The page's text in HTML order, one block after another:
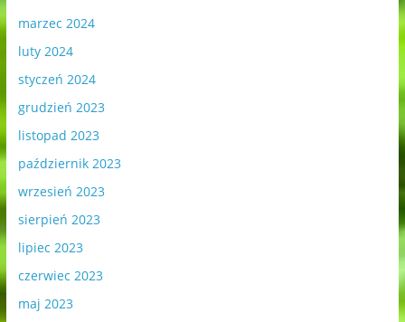
marzec 2024
luty 2024
styczeń 2024
grudzień 2023
listopad 2023
październik 2023
wrzesień 2023
sierpień 2023
lipiec 2023
czerwiec 2023
maj 2023